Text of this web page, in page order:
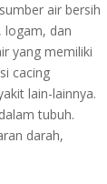
air bersih
logam, dan
yang memiliki
cacing
lain-lainnya.
tubuh.
darah,